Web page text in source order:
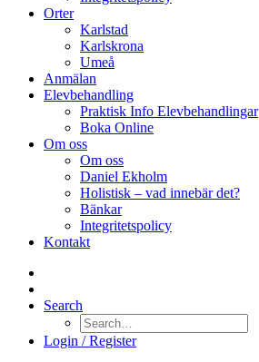
Orter
Karlstad
Karlskrona
Umeå
Anmälan
Elevbehandling
Praktisk Info Elevbehandlingar
Boka Online
Om oss
Om oss
Daniel Ekholm
Holistisk – vad innebär det?
Bänkar
Integritetspolicy
Kontakt
Search
Login / Register